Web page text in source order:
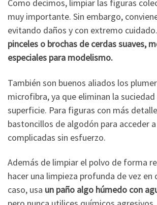
Como decimos, limpiar las figuras
muy importante. Sin embargo,
evitando daños y con extremo
pinceles o brochas de cerdas suaves,
especiales para modelismo.
También son buenos aliados los
microfibra, ya que eliminan la suciedad
superficie. Para figuras con más
bastoncillos de algodón para acceder
complicadas sin esfuerzo.
Además de limpiar el polvo de forma
hacer una limpieza profunda de vez en
caso, usa un paño algo húmedo con